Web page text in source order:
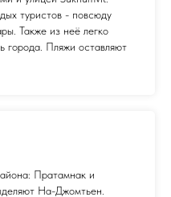
туристов - повсюду
Также из неё легко
города. Пляжи оставляют
Пратамнак и
На-Джомтьен.